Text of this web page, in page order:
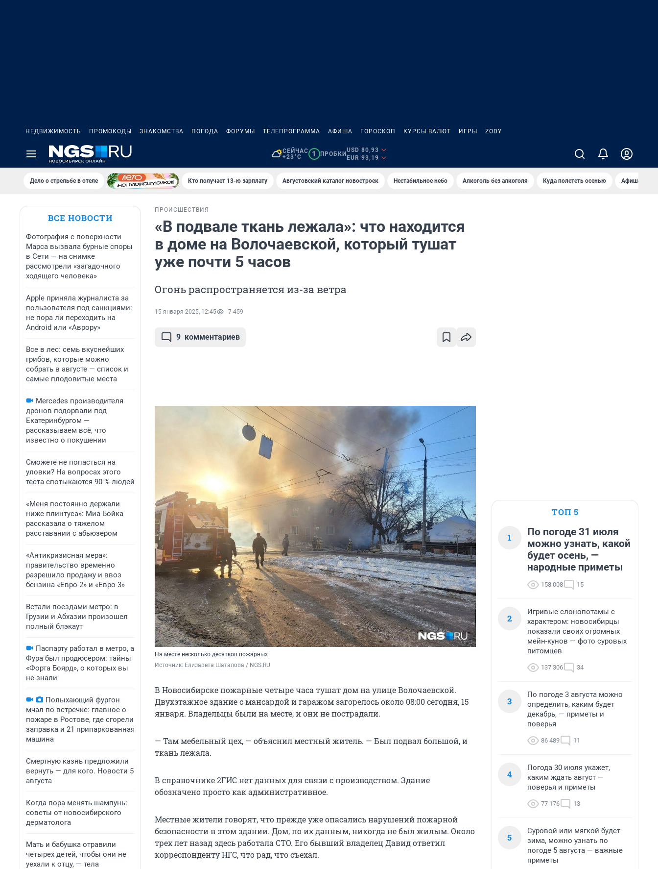
НЕДВИЖИМОСТЬ ПРОМОКОДЫ ЗНАКОМСТВА ПОГОДА ФОРУМЫ ТЕЛЕПРОГРАММА АФИША ГОРОСКОП КУРСЫ ВАЛЮТ ИГРЫ ZODY
СЕЙЧАС
+23°C
1 ПРОБКИ
USD 80,93
EUR 93,19
Дело о стрельбе в отеле Кто получает 13-ю зарплату Августовский каталог новостроек Нестабильное небо Алкоголь без алкоголя Куда полететь осенью Афиша на
ВСЕ НОВОСТИ
Фотография с поверхности
Марса вызвала бурные споры
в Сети — на снимке
рассмотрели «загадочного
ходящего человека»
Apple приняла журналиста за
пользователя под санкциями:
не пора ли переходить на
Android или «Аврору»
Все в лес: семь вкуснейших
грибов, которые можно
собрать в августе — список и
самые плодовитые места
Mercedes производителя
дронов подорвали под
Екатеринбургом —
рассказываем всё, что
известно о покушении
Сможете не попасться на
уловки? На вопросах этого
теста спотыкаются 90 % людей
«Меня постоянно держали
ниже плинтуса»: Миа Бойка
рассказала о тяжелом
расставании с абьюзером
«Антикризисная мера»:
правительство временно
разрешило продажу и ввоз
бензина «Евро-2» и «Евро-3»
Встали поездами метро: в
Грузии и Абхазии произошел
полный блэкаут
Паспарту работал в метро, а
Фура был продюсером: тайны
«Форта Боярд», о которых вы
не знали
Полыхающий фургон
мчал по встречке: главное о
пожаре в Ростове, где сгорели
заправка и 21 припаркованная
машина
Смертную казнь предложили
вернуть — для кого. Новости 5
августа
Когда пора менять шампунь:
советы от новосибирского
дерматолога
Мать и бабушка отравили
четырех детей, чтобы они не
уехали к отцу, — тела
ПРОИСШЕСТВИЯ
«В подвале ткань лежала»: что находится
в доме на Волочаевской, который тушат
уже почти 5 часов
Огонь распространяется из-за ветра
15 января 2025, 12:45 7 459
9 комментариев
На месте несколько десятков пожарных
Источник: Елизавета Шаталова / NGS.RU
В Новосибирске пожарные четыре часа тушат дом на улице Волочаевской.
Двухэтажное здание с мансардой и гаражом загорелось около 08:00 сегодня, 15
января. Владельцы были на месте, и они не пострадали.
— Там мебельный цех, — объяснил местный житель. — Был подвал большой, и
ткань лежала.
В справочнике 2ГИС нет данных для связи с производством. Здание
обозначено просто как административное.
Местные жители говорят, что прежде уже опасались нарушений пожарной
безопасности в этом здании. Дом, по их данным, никогда не был жилым. Около
трех лет назад здесь работала СТО. Его бывший владелец Давид ответил
корреспонденту НГС, что рад, что съехал.
ТОП 5
1
По погоде 31 июля
можно узнать, какой
будет осень, —
народные приметы
158 008 15
2
Игривые слонопотамы с
характером: новосибирцы
показали своих огромных
мейн-кунов — фото суровых
питомцев
137 306 34
3
По погоде 3 августа можно
определить, каким будет
декабрь, — приметы и
поверья
86 489 11
4
Погода 30 июля укажет,
каким ждать август —
поверья и приметы
77 176 13
5
Суровой или мягкой будет
зима, можно узнать по
погоде 5 августа — важные
приметы